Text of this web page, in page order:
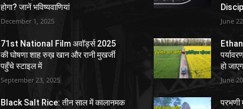
होगा? जानें भविष्यवाणियां
December 1, 2025
71st National Film अवॉर्ड्स 2025
की घोषणा शाह रुख़ खान और रानी मुखर्जी
पहुँचे स्टाइल में
September 23, 2025
Black Salt Rice: तीन साल में कालानमक
June
हो
June